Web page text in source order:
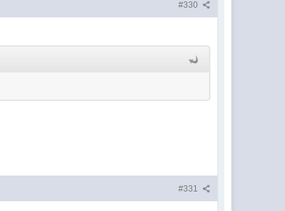
#330
#331